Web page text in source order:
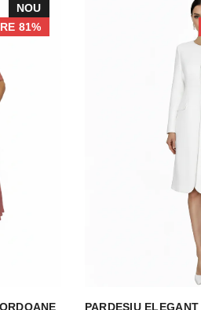
NOU
81%
PARDESIU